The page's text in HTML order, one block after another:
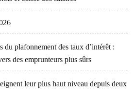
du plafonnement des taux d’intérêt :
des emprunteurs plus sûrs
leur plus haut niveau depuis deux